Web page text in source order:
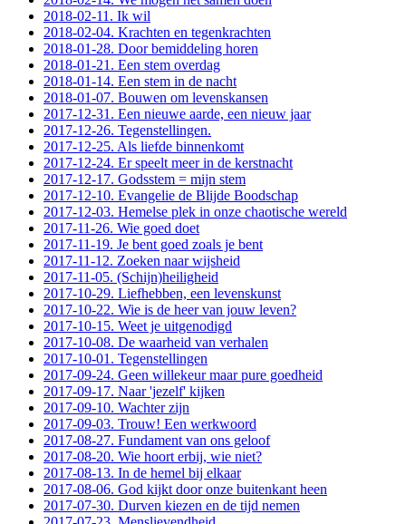
2018-02-11. Ik wil
2018-02-04. Krachten en tegenkrachten
2018-01-28. Door bemiddeling horen
2018-01-21. Een stem overdag
2018-01-14. Een stem in de nacht
2018-01-07. Bouwen om levenskansen
2017-12-31. Een nieuwe aarde, een nieuw jaar
2017-12-26. Tegenstellingen.
2017-12-25. Als liefde binnenkomt
2017-12-24. Er speelt meer in de kerstnacht
2017-12-17. Godsstem = mijn stem
2017-12-10. Evangelie de Blijde Boodschap
2017-12-03. Hemelse plek in onze chaotische wereld
2017-11-26. Wie goed doet
2017-11-19. Je bent goed zoals je bent
2017-11-12. Zoeken naar wijsheid
2017-11-05. (Schijn)heiligheid
2017-10-29. Liefhebben, een levenskunst
2017-10-22. Wie is de heer van jouw leven?
2017-10-15. Weet je uitgenodigd
2017-10-08. De waarheid van verhalen
2017-10-01. Tegenstellingen
2017-09-24. Geen willekeur maar pure goedheid
2017-09-17. Naar 'jezelf' kijken
2017-09-10. Wachter zijn
2017-09-03. Trouw! Een werkwoord
2017-08-27. Fundament van ons geloof
2017-08-20. Wie hoort erbij, wie niet?
2017-08-13. In de hemel bij elkaar
2017-08-06. God kijkt door onze buitenkant heen
2017-07-30. Durven kiezen en de tijd nemen